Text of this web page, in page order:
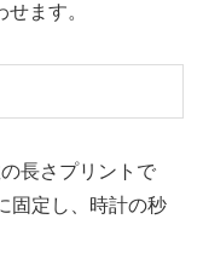
ます。
長さプリントで
固定し、時計の秒